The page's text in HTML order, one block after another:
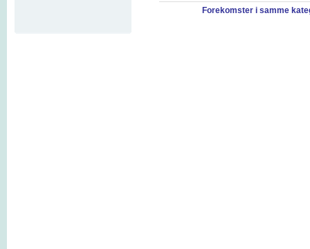
Forekomster i samme